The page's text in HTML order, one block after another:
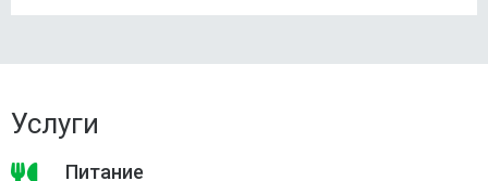
Услуги
Питание